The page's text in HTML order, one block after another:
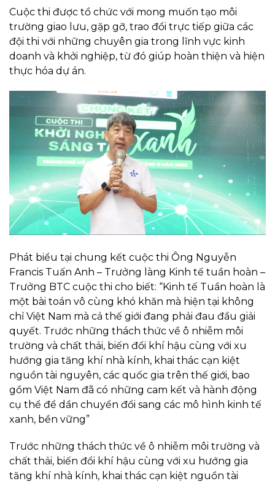
Cuộc thi được tổ chức với mong muốn tạo môi
trường giao lưu, gặp gỡ, trao đổi trực tiếp giữa các
đội thi với những chuyên gia trong lĩnh vực kinh
doanh và khởi nghiệp, từ đó giúp hoàn thiện và hiện
thực hóa dự án.
Phát biểu tại chung kết cuộc thi Ông Nguyễn
Francis Tuấn Anh – Trưởng làng Kinh tế tuần hoàn –
Trưởng BTC cuộc thi cho biết: “Kinh tế Tuần hoàn là
một bài toán vô cùng khó khăn mà hiện tại không
chỉ Việt Nam mà cả thế giới đang phải đau đầu giải
quyết. Trước những thách thức về ô nhiễm môi
trường và chất thải, biến đổi khí hậu cùng với xu
hướng gia tăng khí nhà kính, khai thác cạn kiệt
nguồn tài nguyên, các quốc gia trên thế giới, bao
gồm Việt Nam đã có những cam kết và hành động
cụ thể để dần chuyển đổi sang các mô hình kinh tế
xanh, bền vững”
Trước những thách thức về ô nhiễm môi trường và
chất thải, biến đổi khí hậu cùng với xu hướng gia
tăng khí nhà kính, khai thác cạn kiệt nguồn tài